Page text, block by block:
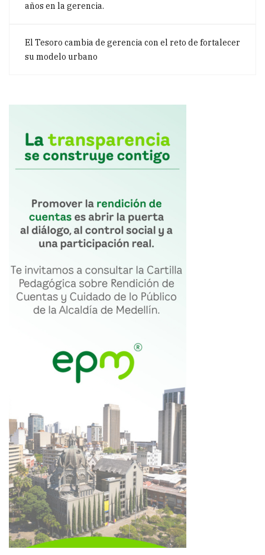
años en la gerencia.
El Tesoro cambia de gerencia con el reto de fortalecer
su modelo urbano